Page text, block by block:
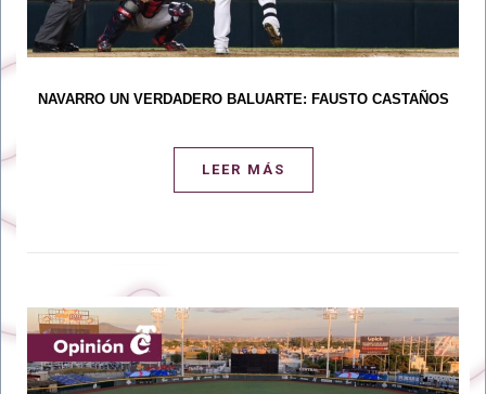
NAVARRO UN VERDADERO BALUARTE: FAUSTO CASTAÑOS
LEER MÁS